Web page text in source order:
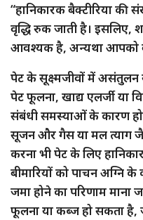
“हानिकारक बैक्टीरिया की
वृद्धि रुक जाती है। इसलिए,
आवश्यक है, अन्यथा आपको
पेट के सूक्ष्मजीवों में असंतुलन
पेट फूलना, खाद्य एलर्जी या
संबंधी समस्याओं के कारण
सूजन और गैस या मल त्याग
करना भी पेट के लिए
बीमारियों को पाचन अग्नि
जमा होने का परिणाम माना
फूलना या कब्ज हो सकता